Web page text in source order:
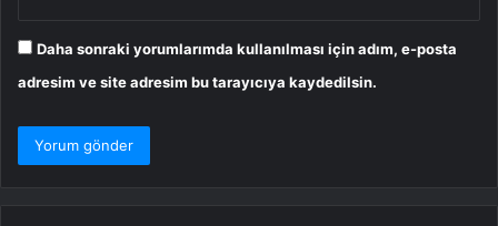
Daha sonraki yorumlarımda kullanılması için adım, e-posta
adresim ve site adresim bu tarayıcıya kaydedilsin.